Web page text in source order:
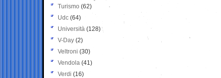
Turismo (62)
Udc (64)
Università (128)
V-Day (2)
Veltroni (30)
Vendola (41)
Verdi (16)